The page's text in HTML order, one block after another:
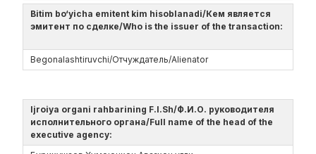
Bitim bo‘yicha emitent kim hisoblanadi/Кем является
эмитент по сделке/Who is the issuer of the transaction:
Begonalashtiruvchi/Отчуждатель/Alienator
Ijroiya organi rahbarining F.I.Sh/Ф.И.О. руководителя
исполнительного органа/Full name of the head of the
executive agency: